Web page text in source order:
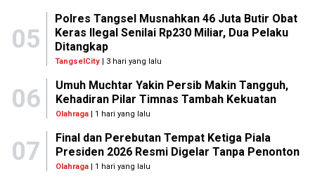
05
Polres Tangsel Musnahkan 46 Juta Butir Obat
Keras Ilegal Senilai Rp230 Miliar, Dua Pelaku
Ditangkap
TangselCity | 3 hari yang lalu
06
Umuh Muchtar Yakin Persib Makin Tangguh,
Kehadiran Pilar Timnas Tambah Kekuatan
Olahraga| 1 hari yang lalu
07
Final dan Perebutan Tempat Ketiga Piala
Presiden 2026 Resmi Digelar Tanpa Penonton
Olahraga| 1 hari yang lalu